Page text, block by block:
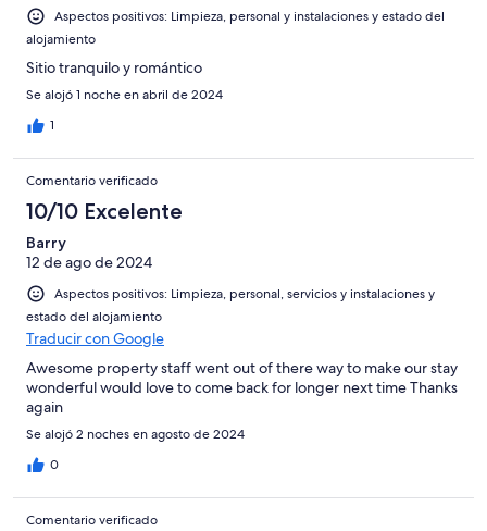
MediocreAspectos positivos: Limpieza, personal y instalaciones y estado del
alojamiento
Sitio tranquilo y romántico
Se alojó 1 noche en abril de 2024
1
Comentario verificado
10/10 Excelente
Barry
12 de ago de 2024
Aspectos positivos: Limpieza, personal, servicios y instalaciones y
estado del alojamiento
Traducir con Google
Awesome property staff went out of there way to make our stay
wonderful would love to come back for longer next time Thanks
again
Se alojó 2 noches en agosto de 2024
0
Comentario verificado